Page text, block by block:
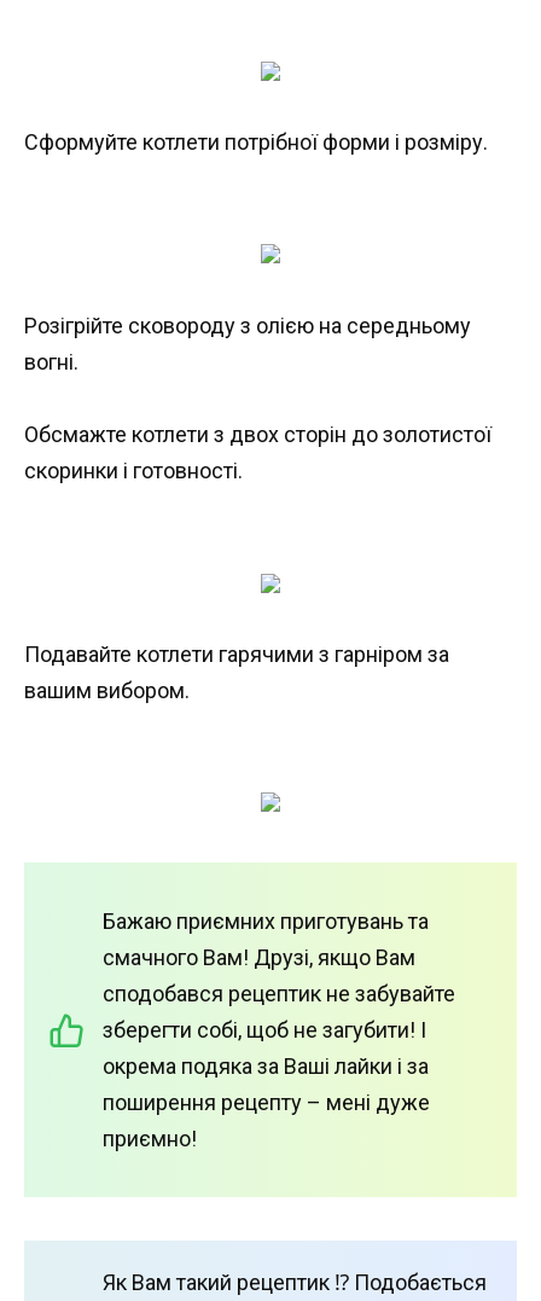
Сформуйте котлети потрібної форми і розміру.
Розігрійте сковороду з олією на середньому
вогні.
Обсмажте котлети з двох сторін до золотистої
скоринки і готовності.
Подавайте котлети гарячими з гарніром за
вашим вибором.
Бажаю приємних приготувань та
смачного Вам! Друзі, якщо Вам
сподобався рецептик не забувайте
зберегти собі, щоб не загубити! І
окрема подяка за Ваші лайки і за
поширення рецепту – мені дуже
приємно!
Як Вам такий рецептик ⁉️ Подобається